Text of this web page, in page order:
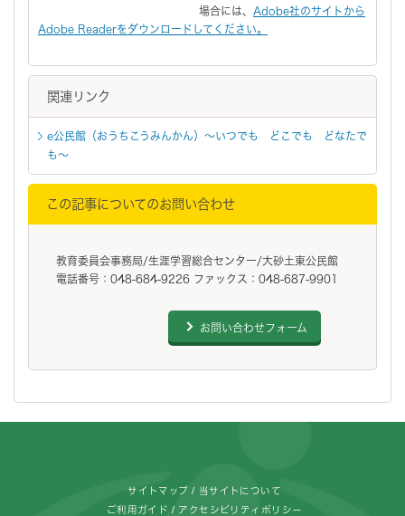
場合には、 Adobe社のサイトから
Adobe Readerをダウンロードしてください。
関連リンク
e公民館（おうちこうみんかん）～いつでも どこでも どなたで
も～
この記事についてのお問い合わせ
教育委員会事務局/生涯学習総合センター/大砂土東公民館
電話番号：048-684-9226 ファックス：048-687-9901
お問い合わせフォーム
サイトマップ 当サイトについて
ご利用ガイド アクセシビリティポリシー